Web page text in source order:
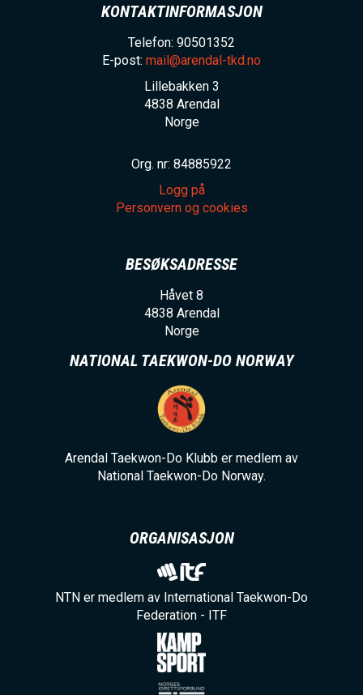
KONTAKTINFORMASJON
Telefon: 90501352
E-post: mail@arendal-tkd.no
Lillebakken 3
4838 Arendal
Norge
Org. nr: 84885922
Logg på
Personvern og cookies
BESØKSADRESSE
Håvet 8
4838 Arendal
Norge
NATIONAL TAEKWON-DO NORWAY
Arendal Taekwon-Do Klubb er medlem av
National Taekwon-Do Norway.
ORGANISASJON
NTN er medlem av International Taekwon-Do
Federation - ITF